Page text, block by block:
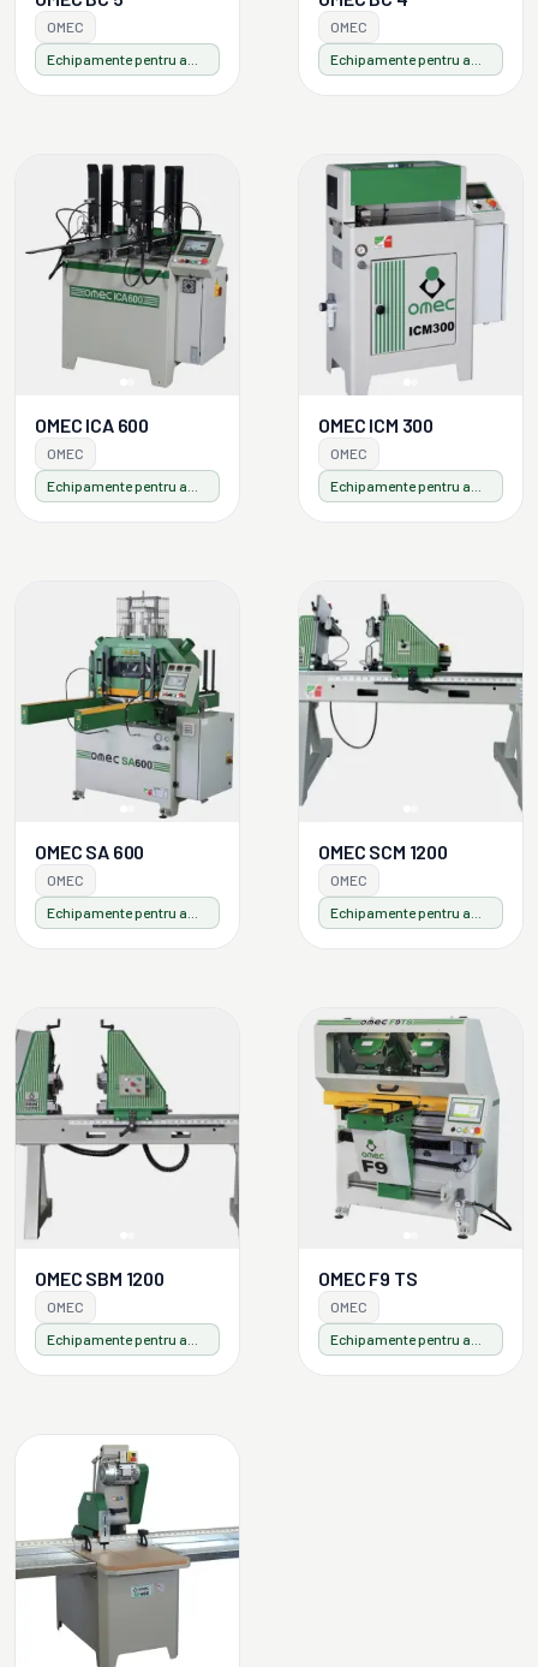
OMEC
OMEC
OMEC ICA 600
OMEC
OMEC ICM 300
OMEC
OMEC SA 600
OMEC
OMEC SCM 1200
OMEC
OMEC SBM 1200
OMEC
OMEC F9 TS
OMEC